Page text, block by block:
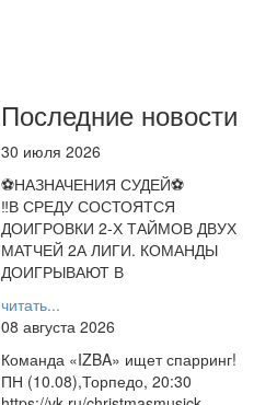
Последние новости
30 июля 2026
⚽НАЗНАЧЕНИЯ СУДЕЙ⚽
‼В СРЕДУ СОСТОЯТСЯ
ДОИГРОВКИ 2-Х ТАЙМОВ ДВУХ
МАТЧЕЙ 2А ЛИГИ. КОМАНДЫ
ДОИГРЫВАЮТ В
читать...
08 августа 2026
Команда «IZBA» ищет спарринг!
ПН (10.08),Торпедо, 20:30